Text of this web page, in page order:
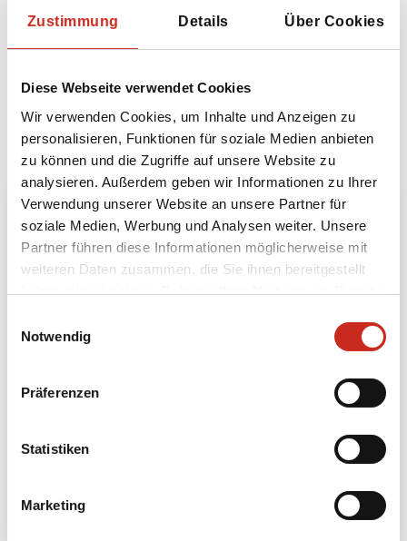
Zustimmung Details Über Cookies
Diese Webseite verwendet Cookies
Wir verwenden Cookies, um Inhalte und Anzeigen zu
personalisieren, Funktionen für soziale Medien anbieten
zu können und die Zugriffe auf unsere Website zu
analysieren. Außerdem geben wir Informationen zu Ihrer
Verwendung unserer Website an unsere Partner für
soziale Medien, Werbung und Analysen weiter. Unsere
Partner führen diese Informationen möglicherweise mit
weiteren Daten zusammen, die Sie ihnen bereitgestellt
haben oder die sie im Rahmen Ihrer Nutzung der Dienste
Notwendig
Präferenzen
Statistiken
Marketing
Alle Ausflüge anzeigen
Bausteine
Möchten Sie noch mehr erleben? Dann können Sie
Ihre Reise nach Vietnam mit folgenden
Bausteinen erweitern:
Nordwestvietnam: Historisches Vietnam
ab 935 € pro Person